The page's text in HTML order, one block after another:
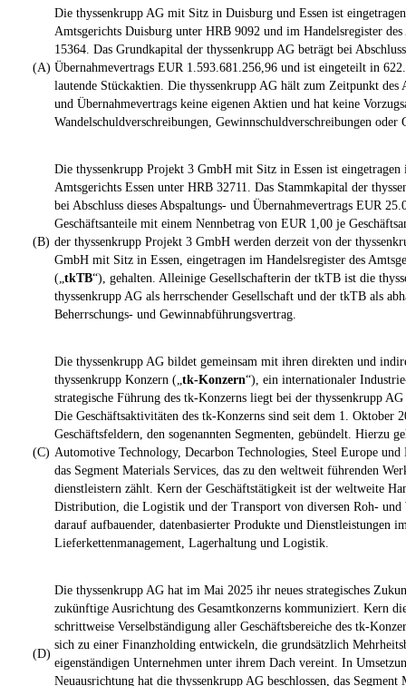
(A)
Die thyssenkrupp AG mit Sitz in Duisburg und Essen ist
Amtsgerichts Duisburg unter HRB 9092 und im Handelsregister
15364. Das Grundkapital der thyssenkrupp AG beträgt bei
Übernahmevertrags EUR 1.593.681.256,96 und ist eingeteilt in
lautende Stückaktien. Die thyssenkrupp AG hält zum Zeitpunkt des
und Übernahmevertrags keine eigenen Aktien und hat keine
Wandelschuldverschreibungen, Gewinnschuldverschreibungen oder
(B)
Die thyssenkrupp Projekt 3 GmbH mit Sitz in Essen ist eingetragen
Amtsgerichts Essen unter HRB 32711. Das Stammkapital der
bei Abschluss dieses Abspaltungs- und Übernahmevertrags EUR
Geschäftsanteile mit einem Nennbetrag von EUR 1,00 je
der thyssenkrupp Projekt 3 GmbH werden derzeit von der
GmbH mit Sitz in Essen, eingetragen im Handelsregister des
(„ tkTB“), gehalten. Alleinige Gesellschafterin der tkTB ist die
thyssenkrupp AG als herrschender Gesellschaft und der tkTB als
Beherrschungs- und Gewinnabführungsvertrag.
(C)
Die thyssenkrupp AG bildet gemeinsam mit ihren direkten und
thyssenkrupp Konzern („ tk-Konzern“), ein internationaler
strategische Führung des tk-Konzerns liegt bei der thyssenkrupp
Die Geschäftsaktivitäten des tk-Konzerns sind seit dem 1. Oktober
Geschäftsfeldern, den sogenannten Segmenten, gebündelt. Hierzu
Automotive Technology, Decarbon Technologies, Steel Europe und
das Segment Materials Services, das zu den weltweit führenden
dienstleistern zählt. Kern der Geschäftstätigkeit ist der weltweite
Distribution, die Logistik und der Transport von diversen Roh- und
darauf aufbauender, datenbasierter Produkte und Dienstleistungen
Lieferkettenmanagement, Lagerhaltung und Logistik.
(D)
Die thyssenkrupp AG hat im Mai 2025 ihr neues strategisches
zukünftige Ausrichtung des Gesamtkonzerns kommuniziert. Kern
schrittweise Verselbständigung aller Geschäftsbereiche des tk-
sich zu einer Finanzholding entwickeln, die grundsätzlich
eigenständigen Unternehmen unter ihrem Dach vereint. In
Neuausrichtung hat die thyssenkrupp AG beschlossen, das Segment